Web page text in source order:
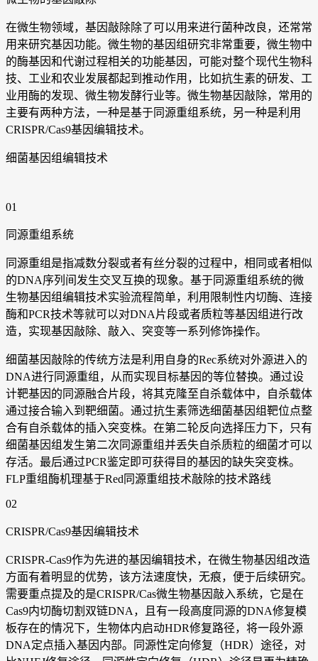
在微生物领域，基因敲除除了可以用来进行菌种改良，还常常
用来研究基因功能。微生物的基因组研究非常重要，微生物中
的酶基因和代谢过程相关的功能基因，可能对整个现代生物科
技、工业和农业发展都起到推动作用，比如抗生素的研发、工
业用酶的发现、微生物发酵行业等。微生物基因敲除，常用的
主要有两种方法，一种是基于同源重组系统，另一种是利用
CRISPR/Cas9基因编辑技术。
细菌基因组编辑技术
01
同源重组系统
同源重组是指减数分裂或者有丝分裂的过程中，相同或者相似
的DNA序列间发生交叉互换的现象。基于同源重组系统的微
生物基因组编辑技术实验流程简单，利用限制性内切酶、连接
酶和PCR技术等就可以对DNA片段或者质粒等基因组进行改
造，实现基因敲除、敲入、突变等一系列修饰操作。
细菌基因敲除的传统方法是利用自身的Rec系统对外源进入的
DNA进行同源重组，从而实现目标基因的等位替换。通过设
计靶基因的同源融合片段，将其克隆至自杀载体中，自杀载体
通过接合输入到靶细菌。通过抗生素筛选细菌基因组靶位点整
合有自杀载体的插入突变株。在第二轮反向选择压力下，只有
细菌基因组发生第二次同源重组并丢失自杀质粒的细菌才可以
存活。最后通过PCR鉴定即可获得目的基因的缺失突变株。
FLP重组酶机理基于Red同源重组技术敲除的技术路线
02
CRISPR/Cas9基因编辑技术
CRISPR-Cas9作为先进的基因编辑技术，在微生物基因组改造
方面有着明显的优势，该方法速度快，无痕，便于后续研究。
需要重点提及的是CRISPR/Cas微生物基因敲入系统，它是在
Cas9内切酶切割双链DNA，且有一段高度同源的DNA修复模
板存在的情况下，生物体内启动HDR修复路径，将一段外源
DNA定点插入基因内部。同源性定向修复（HDR）途径，对